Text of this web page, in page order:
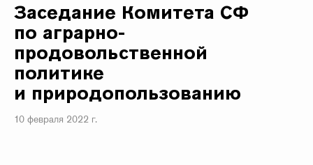
Заседание Комитета СФ
по аграрно-
продовольственной
политике
и природопользованию
10 февраля 2022 г.